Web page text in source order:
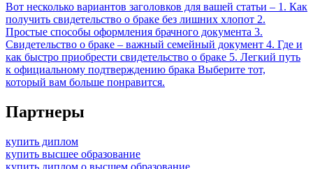
Вот несколько вариантов заголовков для вашей статьи – 1. Как
получить свидетельство о браке без лишних хлопот 2.
Простые способы оформления брачного документа 3.
Свидетельство о браке – важный семейный документ 4. Где и
как быстро приобрести свидетельство о браке 5. Легкий путь
к официальному подтверждению брака Выберите тот,
который вам больше понравится.
Партнеры
купить диплом
купить высшее образование
купить диплом о высшем образование